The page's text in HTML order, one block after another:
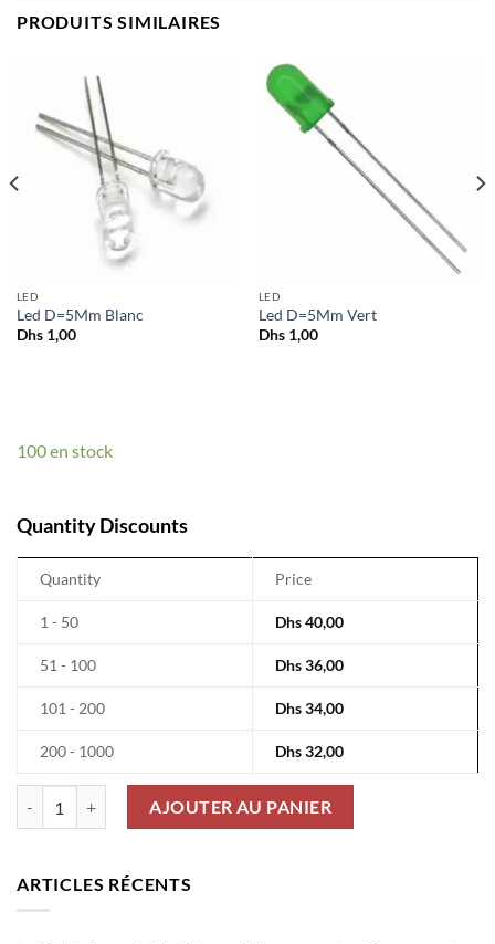
PRODUITS SIMILAIRES
LED
Led D=5Mm Blanc
Dhs1,00
LED
Led D=5Mm Vert
Dhs1,00
100 en stock
Quantity Discounts
Quantity Price
1 - 50 Dhs40,00
51 - 100 Dhs36,00
101 - 200 Dhs34,00
200 - 1000 Dhs32,00
AJOUTER AU PANIER
ARTICLES RÉCENTS